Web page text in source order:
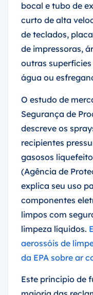
curto de alta
de teclados,
de impressoras,
outras
água ou
Segurança de
descreve os
recipientes
gasosos
(Agência de
explica seu uso
componentes
limpos com
limpeza líquidos.
aerossóis de
da EPA sobre ar
maioria das